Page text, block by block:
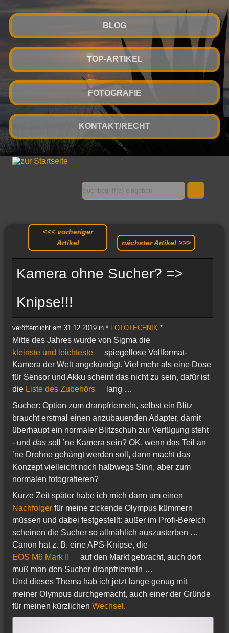
BLOG
TOP-ARTIKEL
FOTOGRAFIE
KONTAKT/RECHT
<<< vorheriger
Artikel
nächster Artikel >>>
Kamera ohne Sucher? =>
Knipse!!!
veröffentlicht am 31.12.2019 in * FOTOTECHNIK *
Mitte des Jahres wurde von Sigma die
kleinste und leichteste
spiegellose Vollformat-
Kamera der Welt angekündigt. Viel mehr als eine Dose
für Sensor und Akku scheint das nicht zu sein, dafür ist
die Liste des Zubehörs
lang …
Sucher: Option zum dranpfriemeln, selbst ein Blitz
braucht erstmal einen anzubauenden Adapter, damit
überhaupt ein normaler Blitzschuh zur Verfügung steht
- und das soll ’ne Kamera sein? OK, wenn das Teil an
’ne Drohne gehängt werden soll, dann macht das
Konzept vielleicht noch halbwegs Sinn, aber zum
normalen fotografieren?
Kurze Zeit später habe ich mich dann um einen
Nachfolger für meine zickende Olympus kümmern
müssen und dabei festgestellt: außer im Profi-Bereich
scheinen die Sucher so allmählich auszusterben …
Canon hat z. B. eine APS-Knipse, die
EOS M6 Mark II
auf den Markt gebracht, auch dort
muß man den Sucher dranpfriemeln …
Und dieses Thema hab ich jetzt lange genug mit
meiner Olympus durchgemacht, auch einer der Gründe
für meinen kürzlichen Wechsel .